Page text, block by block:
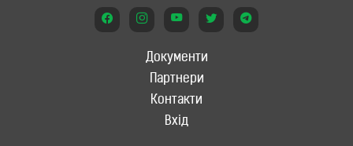
Документи
Партнери
Контакти
Вхід